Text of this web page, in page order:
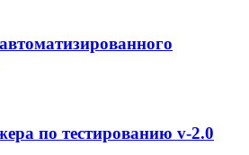
по тестированию v-2.0